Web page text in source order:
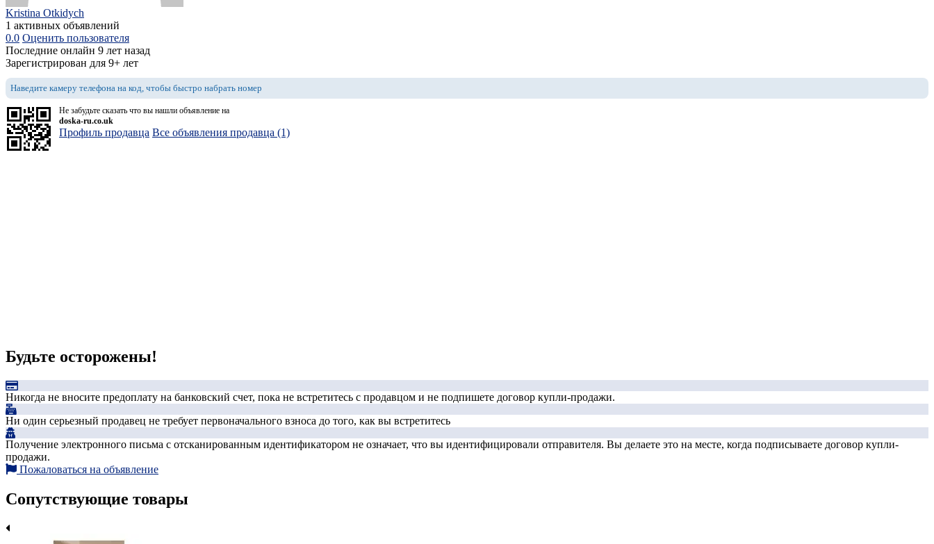
Kristina Otkidych
1 активных объявлений
0.0 Оценить пользователя
Последние онлайн 9 лет назад
Зарегистрирован для 9+ лет
Наведите камеру телефона на код, чтобы быстро набрать номер
Не забудьте сказать что вы нашли объявление на
doska-ru.co.uk
Профиль продавца Все объявления продавца (1)
Будьте осторожены!
Никогда не вносите предоплату на банковский счет, пока не встретитесь с продавцом и не подпишете договор купли-продажи.
Ни один серьезный продавец не требует первоначального взноса до того, как вы встретитесь
Получение электронного письма с отсканированным идентификатором не означает, что вы идентифицировали отправителя. Вы делаете это на месте, когда подписываете договор купли-
продажи.
Пожаловаться на объявление
Сопутствующие товары